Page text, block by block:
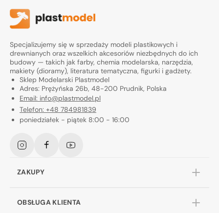
Specjalizujemy się w sprzedaży modeli plastikowych i
drewnianych oraz wszelkich akcesoriów niezbędnych do ich
budowy — takich jak farby, chemia modelarska, narzędzia,
makiety (dioramy), literatura tematyczna, figurki i gadżety.
Sklep Modelarski Plastmodel
Adres: Prężyńska 26b, 48-200 Prudnik, Polska
Email: info@plastmodel.pl
Telefon: +48 784981839
poniedziałek - piątek 8:00 - 16:00
InstagramFacebookYouTube
ZAKUPY
OBSŁUGA KLIENTA